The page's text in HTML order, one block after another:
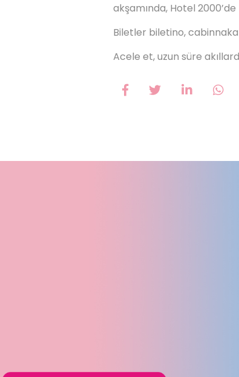
akşamında, Hotel
Biletler biletino,
Acele et, uzun süre